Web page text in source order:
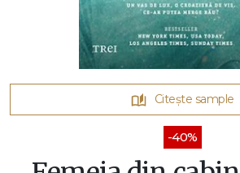
Citește sample
-40%